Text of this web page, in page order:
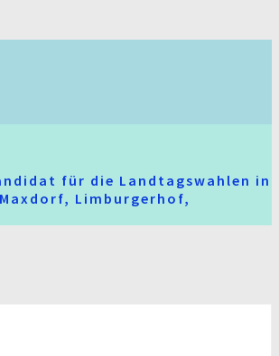
für die Landtagswahlen in
Limburgerhof,